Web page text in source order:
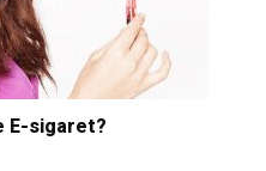
E-sigaret?